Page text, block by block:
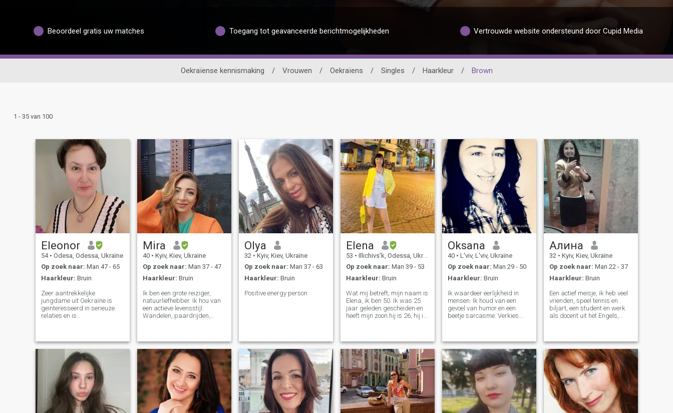
Beoordeel gratis uw matches Toegang tot geavanceerde berichtmogelijkheden Vertrouwde website ondersteund door Cupid Media
Oekraïense kennismaking / Vrouwen / Oekraïens / Singles / Haarkleur / Brown
1 - 35 van 100
Eleonor
54 • Odesa, Odessa, Ukraïne
Op zoek naar: Man 47 - 65
Haarkleur: Bruin
Zeer aantrekkelijke
jungdame uit Oekraïne is
geïnteresseerd in serieuze
relaties en is
neer aan aardse persoon,
geen dramakoningin:). Ik
respecteer mensen en
verwacht hetzelfde in ruil
daarvoor. Ik zoek een goede
man met wie ik samen van
mijn leven zou genieten.
Mira
40 • Kyiv, Kiev, Ukraïne
Op zoek naar: Man 37 - 47
Haarkleur: Bruin
Ik ben een grote reiziger,
natuurliefhebber. Ik hou van
een actieve levensstijl:
Wandelen, paardrijden,
intentie om een serieuze
relatie met een Google
Translator te creëren, dus
pls, als je niet goed engels
spreekt - schrijf me niet. Ik
deel mijn privé-info ook niet
met vreemden. Ik weet niet
zeker van verhuizing omdat
ik nu op zeer belangrijk
Olya
32 • Kyiv, Kiev, Ukraïne
Op zoek naar: Man 37 - 63
Haarkleur: Bruin
Positive energy person
Elena
53 • Illichivs'k, Odessa, Ukraïne
Op zoek naar: Man 39 - 53
Haarkleur: Bruin
Wat mij betreft, mijn naam is
Elena, ik ben 50. Ik was 25
jaar geleden gescheiden en
heeft mijn zoon.hij is 26, hij is
goed Engels spreken en
schrijven, dus we zullen in
staat zijn om zeer
gemakkelijk te
communiceren… Ik werk in
logistiek en aangepaste
klaring van import ladingen
gebied. Ik ben nu in orde,
maar ik werkte te veel en had
Oksana
40 • L'viv, L'viv, Ukraïne
Op zoek naar: Man 29 - 50
Haarkleur: Bruin
Ik waardeer eerlijkheid in
mensen. Ik houd van een
gevoel van humor en een
beetje sarcasme. Verkies
pronken. Liefde natuur
(bergen en fietsen). Ik
woonde in Londen. Ik heb een
grote passie voor vreemde
talen en HET. Mijn favoriete
citaten: "Beoordeel een boek
nooit op de cover", "geef nooit
op", "kwaliteit is beter dan
kwantiteit" "Actie spreekt
Алина
32 • Kyiv, Kiev, Ukraïne
Op zoek naar: Man 22 - 37
Haarkleur: Bruin
Een actief meisje, ik heb veel
vrienden, speel tennis en
biljart, een student en werk
als docent uit het Engels,
sportschool, doe Pilates,
yoga.